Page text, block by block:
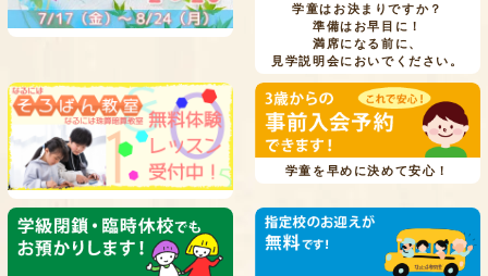
学童はお決まりですか？
準備はお早目に！
満席になる前に、
見学説明会においでください。
学童を早めに決めて安心！